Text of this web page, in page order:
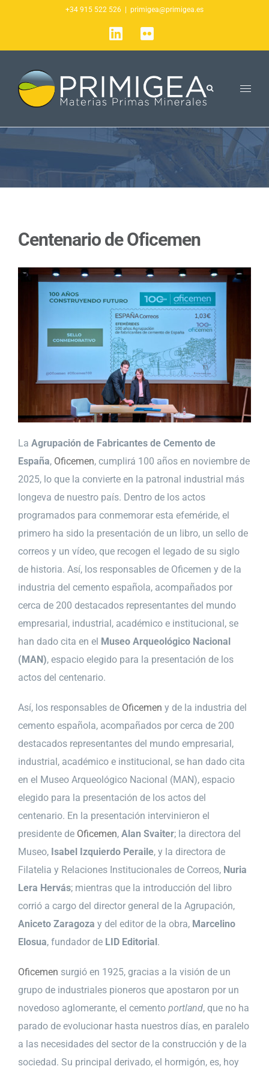
+34 915 522 526 primigea@primigea.es
LinkedIn
Flickr
Centenario de Oficemen
La Agrupación de Fabricantes de Cemento de
España, Oficemen, cumplirá 100 años en noviembre de
2025, lo que la convierte en la patronal industrial más
longeva de nuestro país. Dentro de los actos
programados para conmemorar esta efeméride, el
primero ha sido la presentación de un libro, un sello de
correos y un vídeo, que recogen el legado de su siglo
de historia. Así, los responsables de Oficemen y de la
industria del cemento española, acompañados por
cerca de 200 destacados representantes del mundo
empresarial, industrial, académico e institucional, se
han dado cita en el Museo Arqueológico Nacional
(MAN), espacio elegido para la presentación de los
actos del centenario.
Así, los responsables de Oficemen y de la industria del
cemento española, acompañados por cerca de 200
destacados representantes del mundo empresarial,
industrial, académico e institucional, se han dado cita
en el Museo Arqueológico Nacional (MAN), espacio
elegido para la presentación de los actos del
centenario. En la presentación intervinieron el
presidente de Oficemen, Alan Svaiter; la directora del
Museo, Isabel Izquierdo Peraile, y la directora de
Filatelia y Relaciones Institucionales de Correos, Nuria
Lera Hervás; mientras que la introducción del libro
corrió a cargo del director general de la Agrupación,
Aniceto Zaragoza y del editor de la obra, Marcelino
Elosua, fundador de LID Editorial .
Oficemen surgió en 1925, gracias a la visión de un
grupo de industriales pioneros que apostaron por un
novedoso aglomerante, el cemento portland, que no ha
parado de evolucionar hasta nuestros días, en paralelo
a las necesidades del sector de la construcción y de la
sociedad. Su principal derivado, el hormigón, es, hoy